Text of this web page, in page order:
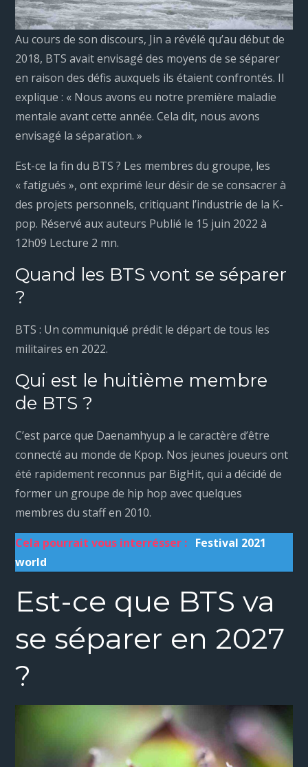
Au cours de son discours, Jin a révélé qu’au début de
2018, BTS avait envisagé des moyens de se séparer
en raison des défis auxquels ils étaient confrontés. Il
explique : « Nous avons eu notre première maladie
mentale avant cette année. Cela dit, nous avons
envisagé la séparation. »
Est-ce la fin du BTS ? Les membres du groupe, les
« fatigués », ont exprimé leur désir de se consacrer à
des projets personnels, critiquant l’industrie de la K-
pop. Réservé aux auteurs Publié le 15 juin 2022 à
12h09 Lecture 2 mn.
Quand les BTS vont se séparer
?
BTS : Un communiqué prédit le départ de tous les
militaires en 2022.
Qui est le huitième membre
de BTS ?
C’est parce que Daenamhyup a le caractère d’être
connecté au monde de Kpop. Nos jeunes joueurs ont
été rapidement reconnus par BigHit, qui a décidé de
former un groupe de hip hop avec quelques
membres du staff en 2010.
Cela pourrait vous interrésser : Festival 2021
world
Est-ce que BTS va
se séparer en 2027
?